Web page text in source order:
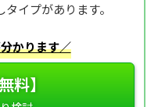
イプがあります。
かります／
料】